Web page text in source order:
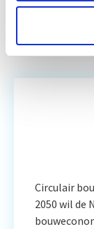
Circulair
2050 wil de